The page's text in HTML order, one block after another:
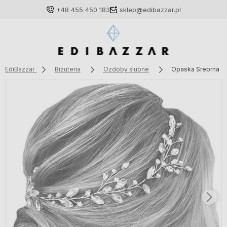
+48 455 450 183 sklep@edibazzar.pl
Zaloguj się
Załóż konto
Wybierz coś dla siebie z naszej aktualnej oferty lub
zaloguj się, aby przywrócić dodane produkty do listy
z poprzedniej sesji.
EdiBazzar Biżuteria Ozdoby ślubne Opaska Srebrna